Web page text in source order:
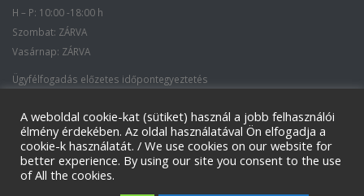
H – P: 10:00 -18:00 h
Szombat: ZÁRVA
Vasárnap: ZÁRVA
Ügyfélfogadás előzetes időpontegyeztetés
eltérő időpontban is.
A weboldal cookie-kat (sütiket) használ a jobb felhasználói
élmény érdekében. Az oldal használatával Ön elfogadja a
cookie-k használatát. / We use cookies on our website for
better experience. By using our site you consent to the use
of All the cookies.